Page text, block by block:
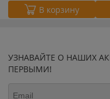
В корзину
УЗНАВАЙТЕ О НАШИХ
ПЕРВЫМИ!